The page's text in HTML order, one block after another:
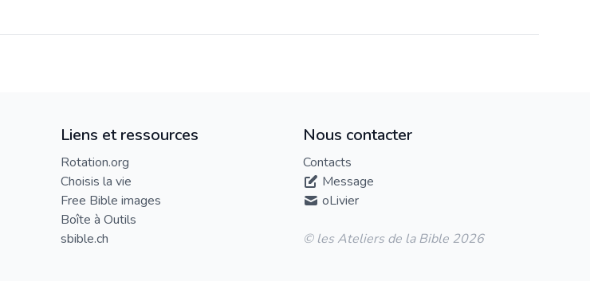
Liens et ressources
Rotation.org
Choisis la vie
Free Bible images
Boîte à Outils
sbible.ch
Nous contacter
Contacts
Message
oLivier
© les Ateliers de la Bible 2026